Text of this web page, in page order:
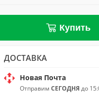
Купить
ДОСТАВКА
Новая Почта
Отправим СЕГОДНЯ до